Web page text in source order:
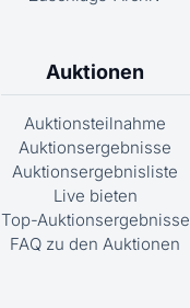
Auktionen
Auktionsteilnahme
Auktionsergebnisse
Auktionsergebnisliste
Live bieten
Top-Auktionsergebnisse
FAQ zu den Auktionen